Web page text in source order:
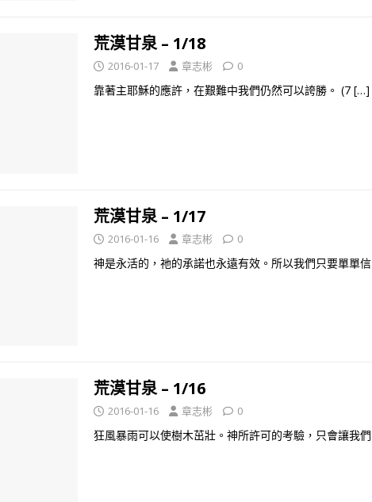
荒漠甘泉 – 1/18
2016-01-17 章志彬 0
靠著主耶穌的應許，在艱難中我們仍然可以誇勝。 (7 […]
荒漠甘泉 – 1/17
2016-01-16 章志彬 0
神是永活的，祂的承諾也永遠有效。所以我們只要單單信
荒漠甘泉 – 1/16
2016-01-16 章志彬 0
狂風暴雨可以使樹木茁壯。神所許可的考驗，只會讓我們